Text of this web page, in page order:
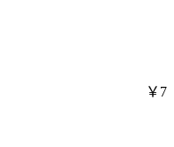
￥7